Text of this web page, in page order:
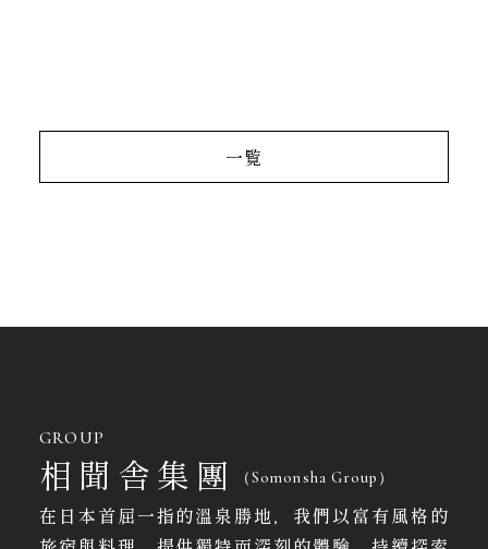
一覧
GROUP
相聞舎集團 （Somonsha Group）
在日本首屈一指的溫泉勝地，我們以富有風格的